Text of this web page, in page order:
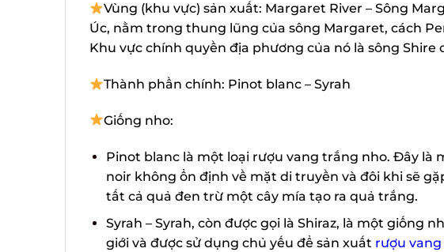
Vùng (khu vực) sản xuất: Margaret River – Sông
Úc, nằm trong thung lũng của sông Margaret, cách
Khu vực chính quyền địa phương của nó là sông Shire
Thành phần chính: Pinot blanc – Syrah
Giống nho:
Pinot blanc là một loại rượu vang trắng nho. Đây là
noir không ổn định về mặt di truyền và đôi khi sẽ
tất cả quả đen trừ một cây mía tạo ra quả trắng.
Syrah – Syrah, còn được gọi là Shiraz, là một giống
giới và được sử dụng chủ yếu để sản xuấtrượu vang